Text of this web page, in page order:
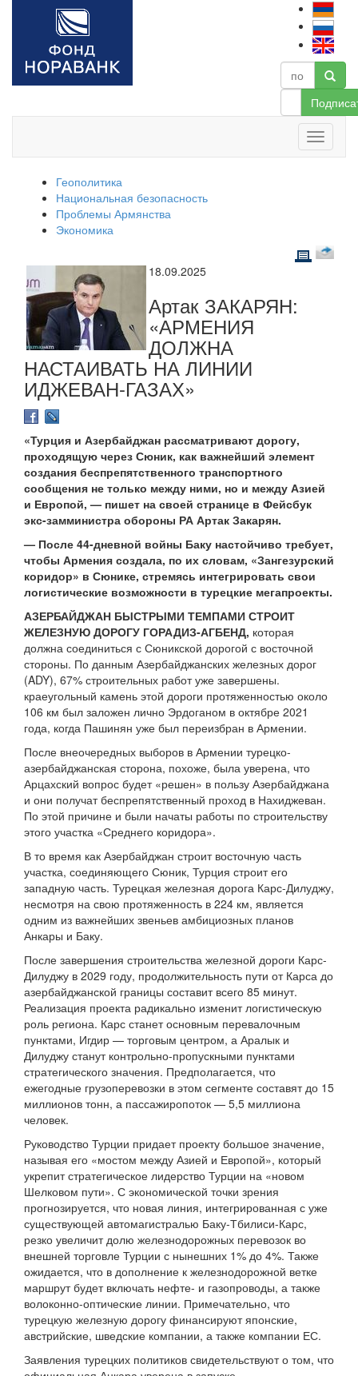
Геополитика
Национальная безопасность
Проблемы Армянства
Экономика
18.09.2025
Артак ЗАКАРЯН:
«АРМЕНИЯ
ДОЛЖНА
НАСТАИВАТЬ НА ЛИНИИ
ИДЖЕВАН-ГАЗАХ»
«Турция и Азербайджан рассматривают дорогу,
проходящую через Сюник, как важнейший элемент
создания беспрепятственного транспортного
сообщения не только между ними, но и между Азией
и Европой, — пишет на своей странице в Фейсбук
экс-замминистра обороны РА Артак Закарян.
— После 44-дневной войны Баку настойчиво требует,
чтобы Армения создала, по их словам, «Зангезурский
коридор» в Сюнике, стремясь интегрировать свои
логистические возможности в турецкие мегапроекты.
АЗЕРБАЙДЖАН БЫСТРЫМИ ТЕМПАМИ СТРОИТ
ЖЕЛЕЗНУЮ ДОРОГУ ГОРАДИЗ-АГБЕНД, которая
должна соединиться с Сюникской дорогой с восточной
стороны. По данным Азербайджанских железных дорог
(ADY), 67% строительных работ уже завершены.
краеугольный камень этой дороги протяженностью около
106 км был заложен лично Эрдоганом в октябре 2021
года, когда Пашинян уже был переизбран в Армении.
После внеочередных выборов в Армении турецко-
азербайджанская сторона, похоже, была уверена, что
Арцахский вопрос будет «решен» в пользу Азербайджана
и они получат беспрепятственный проход в Нахиджеван.
По этой причине и были начаты работы по строительству
этого участка «Среднего коридора».
В то время как Азербайджан строит восточную часть
участка, соединяющего Сюник, Турция строит его
западную часть. Турецкая железная дорога Карс-Дилуджу,
несмотря на свою протяженность в 224 км, является
одним из важнейших звеньев амбициозных планов
Анкары и Баку.
После завершения строительства железной дороги Карс-
Дилуджу в 2029 году, продолжительность пути от Карса до
азербайджанской границы составит всего 85 минут.
Реализация проекта радикально изменит логистическую
роль региона. Карс станет основным перевалочным
пунктами, Игдир — торговым центром, а Аралык и
Дилуджу станут контрольно-пропускными пунктами
стратегического значения. Предполагается, что
ежегодные грузоперевозки в этом сегменте составят до 15
миллионов тонн, а пассажиропоток — 5,5 миллиона
человек.
Руководство Турции придает проекту большое значение,
называя его «мостом между Азией и Европой», который
укрепит стратегическое лидерство Турции на «новом
Шелковом пути». С экономической точки зрения
прогнозируется, что новая линия, интегрированная с уже
существующей автомагистралью Баку-Тбилиси-Карс,
резко увеличит долю железнодорожных перевозок во
внешней торговле Турции с нынешних 1% до 4%. Также
ожидается, что в дополнение к железнодорожной ветке
маршрут будет включать нефте- и газопроводы, а также
волоконно-оптические линии. Примечательно, что
турецкую железную дорогу финансируют японские,
австрийские, шведские компании, а также компании ЕС.
Заявления турецких политиков свидетельствуют о том, что